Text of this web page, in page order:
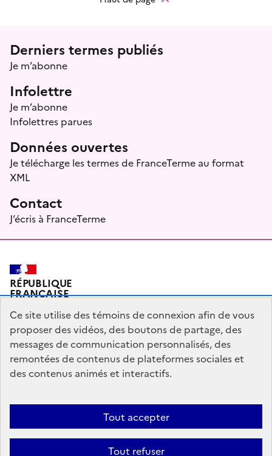
Menu prefooter
Derniers termes publiés
Je m’abonne
Infolettre
Je m’abonne
Infolettres parues
Données ouvertes
Je télécharge les termes de FranceTerme au format
XML
Contact
J’écris à FranceTerme
RÉPUBLIQUE
FRANÇAISE
Plan du site Mentions légales Qui sommes-nous ?
Partagez votre expérience pour améliorer les services
Accessibilité : partiellement conforme
gouvernement.fr
Ce site utilise des témoins de connexion afin de vous
proposer des vidéos, des boutons de partage, des
messages de communication personnalisés, des
remontées de contenus de plateformes sociales et
des contenus animés et interactifs.
Tout accepter
Tout refuser